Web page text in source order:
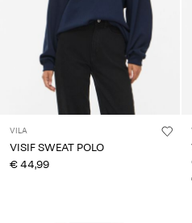
VILA
VISIF SWEAT POLO
€ 44,99